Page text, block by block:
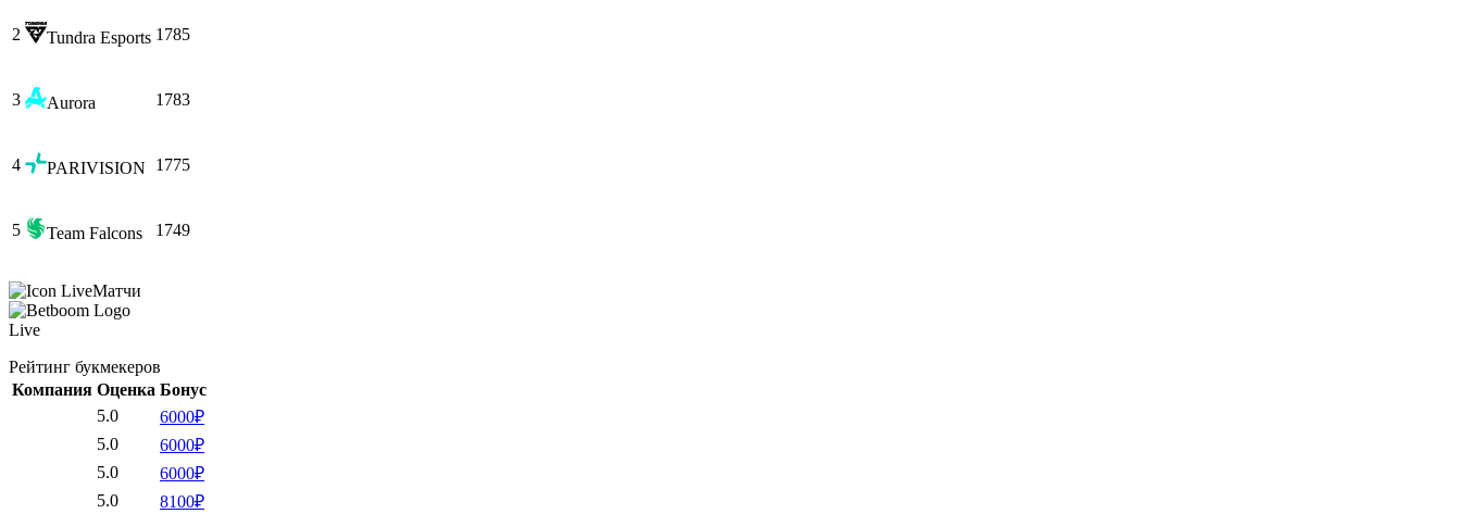
2 Tundra Esports 1785
3 Aurora 1783
4 PARIVISION 1775
5 Team Falcons 1749
Матчи
Live
Рейтинг букмекеров
Компания Оценка Бонус
5.0
6000₽
5.0
6000₽
5.0
6000₽
5.0
8100₽